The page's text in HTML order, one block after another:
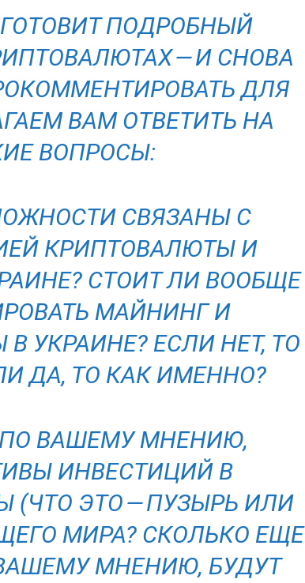
ПОДРОБНЫЙ
— И СНОВА
ДЛЯ
ВАМ ОТВЕТИТЬ НА
ВОПРОСЫ:
СВЯЗАНЫ С
КРИПТОВАЛЮТЫ И
СТОИТ ЛИ ВООБЩЕ
МАЙНИНГ И
УКРАИНЕ? ЕСЛИ НЕТ, ТО
ДА, ТО КАК ИМЕННО?
ВАШЕМУ МНЕНИЮ,
ИНВЕСТИЦИЙ В
(ЧТО ЭТО — ПУЗЫРЬ ИЛИ
МИРА? СКОЛЬКО ЕЩЕ
МНЕНИЮ, БУДУТ